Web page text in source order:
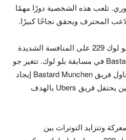
تلعب هذه الشخصية دورًا مهمًا
المحترف ويحقق نجاحًا كبيرًا.
تتركز الأحداث في فيلم مانجا بلو لوك 229 على المنافسة الشديدة
بين فرق Ubers و Bastard Munchen في مسابقة بلو لوك. تتغير جو
المباراة بعد هدف بارو، حيث يحاول فريق Bastard Munchen إيجاد
استراتيجية جديدة للفوز، في حين يحتفل فريق Ubers بالهدف
وتتزايد التوترات بين